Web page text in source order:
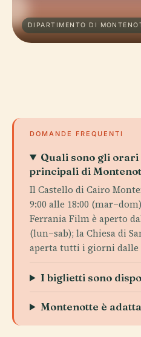
DIPARTIMENTO DI
DOMANDE FREQUENTI
Quali sono gli
principali di
Il Castello di Cairo
9:00 alle 18:00
Ferrania Film è aperto
(lun–sab); la Chiesa di
aperta tutti i giorni dalle
I biglietti sono
Montenotte è